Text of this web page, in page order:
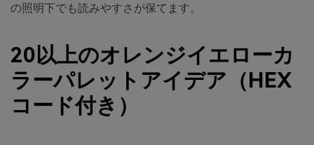
の照明下でも読みやすさが保てます。
20以上のオレンジイエローカ
ラーパレットアイデア（HEX
コード付き）